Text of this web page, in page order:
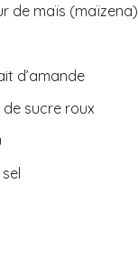
de maïs (maïzena)
d’amande
de sucre roux